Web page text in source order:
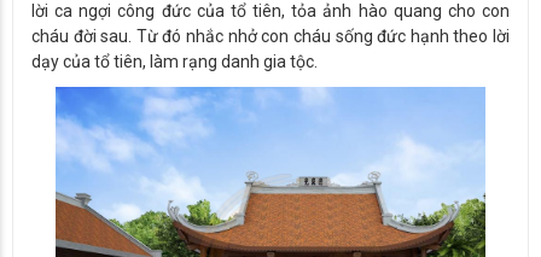
lời ca ngợi công đức của tổ tiên, tỏa ảnh hào quang cho con
cháu đời sau. Từ đó nhắc nhở con cháu sống đức hạnh theo lời
dạy của tổ tiên, làm rạng danh gia tộc.